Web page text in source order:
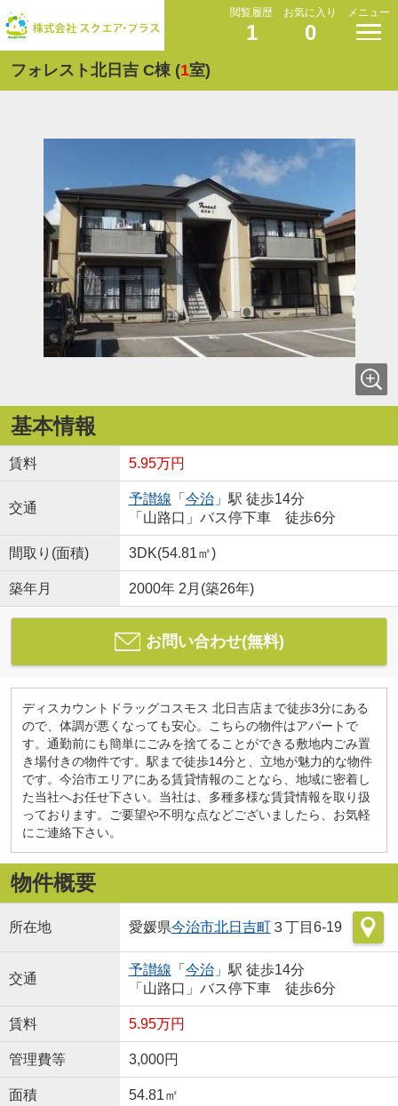
閲覧履歴
1
お気に入り
0
メニュー
フォレスト北日吉 C棟 (1室)
基本情報
賃料 5.95万円
交通
予讃線 「 今治」駅 徒歩14分
「山路口」バス停下車 徒歩6分
間取り(面積) 3DK(54.81㎡)
築年月 2000年 2月(築26年)
お問い合わせ(無料)
ディスカウントドラッグコスモス 北日吉店まで徒歩3分にある
ので、体調が悪くなっても安心。こちらの物件はアパートで
す。通勤前にも簡単にごみを捨てることができる敷地内ごみ置
き場付きの物件です。駅まで徒歩14分と、立地が魅力的な物件
です。今治市エリアにある賃貸情報のことなら、地域に密着し
た当社へお任せ下さい。当社は、多種多様な賃貸情報を取り扱
っております。ご要望や不明な点などございましたら、お気軽
にご連絡下さい。
物件概要
所在地 愛媛県今治市北日吉町３丁目6-19
交通
予讃線 「 今治」駅 徒歩14分
「山路口」バス停下車 徒歩6分
賃料 5.95万円
管理費等 3,000円
面積 54.81㎡